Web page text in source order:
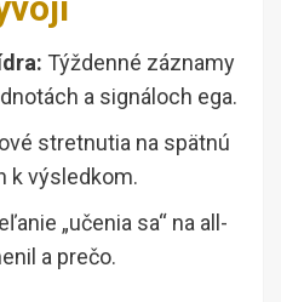
Týždenné záznamy
a signáloch ega.
stretnutia na spätnú
k výsledkom.
„učenia sa“ na all-
a prečo.